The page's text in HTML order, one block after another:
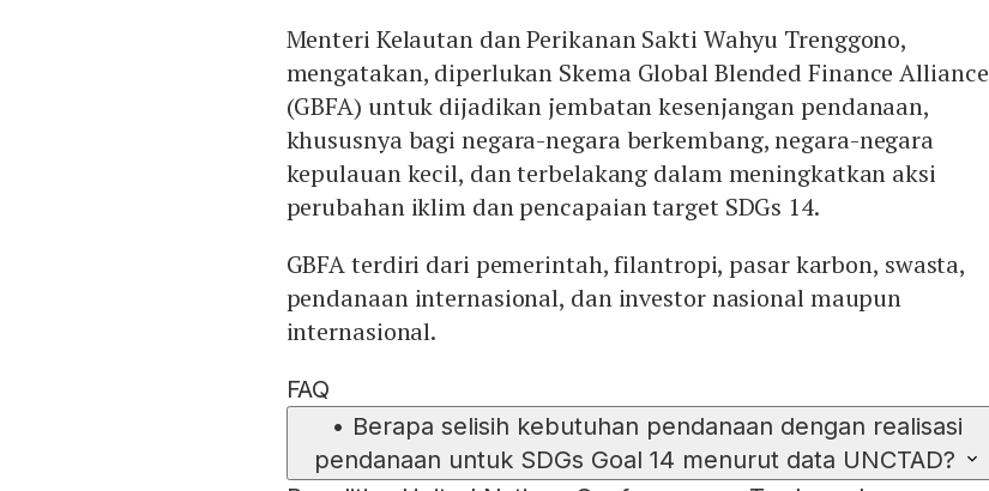
Menteri Kelautan dan Perikanan Sakti Wahyu Trenggono,
mengatakan, diperlukan Skema Global Blended Finance Alliance
(GBFA) untuk dijadikan jembatan kesenjangan pendanaan,
khususnya bagi negara-negara berkembang, negara-negara
kepulauan kecil, dan terbelakang dalam meningkatkan aksi
perubahan iklim dan pencapaian target SDGs 14.
GBFA terdiri dari pemerintah, filantropi, pasar karbon, swasta,
pendanaan internasional, dan investor nasional maupun
internasional.
FAQ
• Berapa selisih kebutuhan pendanaan dengan realisasi
pendanaan untuk SDGs Goal 14 menurut data UNCTAD?